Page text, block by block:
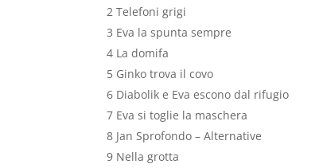
2 Telefoni grigi
3 Eva la spunta sempre
4 La domifa
5 Ginko trova il covo
6 Diabolik e Eva escono dal rifugio
7 Eva si toglie la maschera
8 Jan Sprofondo – Alternative
9 Nella grotta